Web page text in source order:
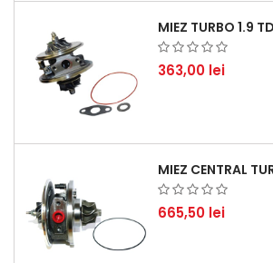
363,00 lei
665,50 lei